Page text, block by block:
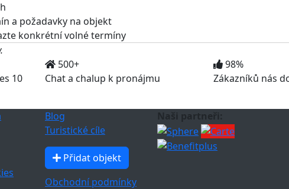
a požadavky na objekt
konkrétní volné termíny
10
500+
Chat a chalup k pronájmu
98%
Zákazníků nás
Blog
Turistické cíle
Přidat objekt
Obchodní podmínky
Naši partneři: